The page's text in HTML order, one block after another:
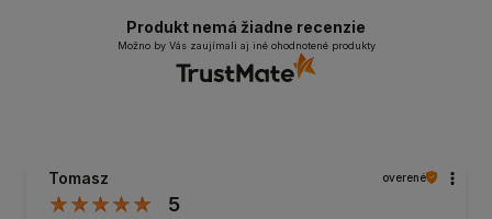
Produkt nemá žiadne recenzie
Možno by Vás zaujímali aj iné ohodnotené produkty
Tomasz overené
5